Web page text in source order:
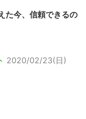
た今、信頼できるの
2020/02/23(日)